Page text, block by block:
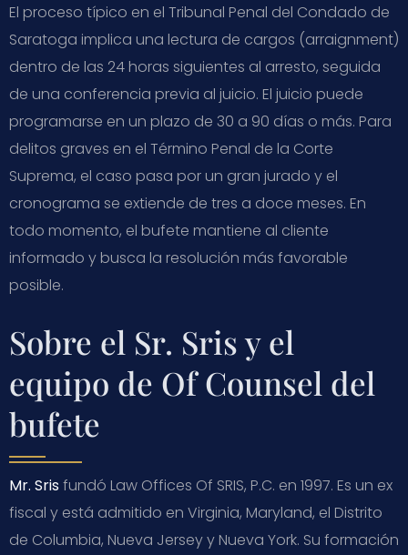
El proceso típico en el Tribunal Penal del Condado de
Saratoga implica una lectura de cargos (arraignment)
dentro de las 24 horas siguientes al arresto, seguida
de una conferencia previa al juicio. El juicio puede
programarse en un plazo de 30 a 90 días o más. Para
delitos graves en el Término Penal de la Corte
Suprema, el caso pasa por un gran jurado y el
cronograma se extiende de tres a doce meses. En
todo momento, el bufete mantiene al cliente
informado y busca la resolución más favorable
posible.
Sobre el Sr. Sris y el
equipo de Of Counsel del
bufete
Mr. Srisfundó Law Offices Of SRIS, P.C. en 1997. Es un ex
fiscal y está admitido en Virginia, Maryland, el Distrito
de Columbia, Nueva Jersey y Nueva York. Su formación